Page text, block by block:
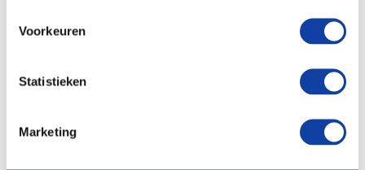
Voorkeuren
Statistieken
Marketing